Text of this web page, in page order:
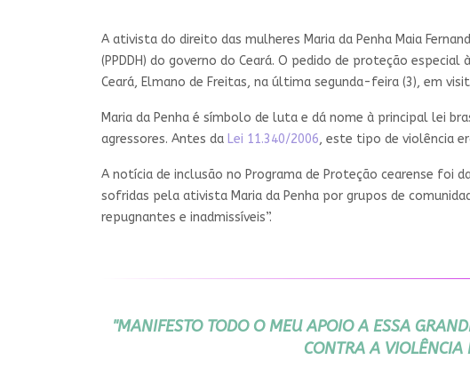
A ativista do direito das mulheres Maria da Penha Maia
(PPDDH) do governo do Ceará. O pedido de proteção
Ceará, Elmano de Freitas, na última segunda-feira (3), em
Maria da Penha é símbolo de luta e dá nome à principal lei
agressores. Antes da Lei 11.340/2006, este tipo de violência
A notícia de inclusão no Programa de Proteção cearense foi
sofridas pela ativista Maria da Penha por grupos de
repugnantes e inadmissíveis”.
"MANIFESTO TODO O MEU APOIO A ESSA
CONTRA A VIOLÊNCIA